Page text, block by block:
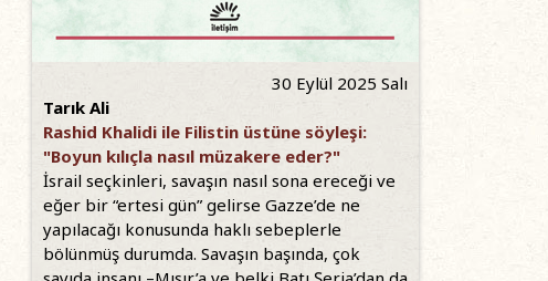
30 Eylül 2025 Salı
Tarık Ali
Rashid Khalidi ile Filistin üstüne söyleşi:
"Boyun kılıçla nasıl müzakere eder?"
İsrail seçkinleri, savaşın nasıl sona ereceği ve
eğer bir “ertesi gün” gelirse Gazze’de ne
yapılacağı konusunda haklı sebeplerle
bölünmüş durumda. Savaşın başında, çok